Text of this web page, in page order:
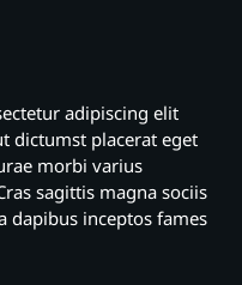
adipiscing elit
dictumst placerat eget
morbi varius
sagittis magna sociis
dapibus inceptos fames